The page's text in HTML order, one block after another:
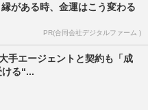
縁がある時、金運はこう変わる
PR(合同会社デジタルファーム )
手エージェントと契約も「成
る“...